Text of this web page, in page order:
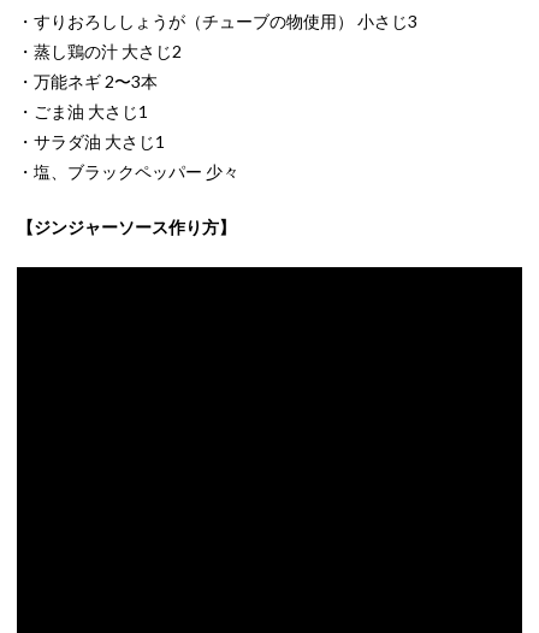
・すりおろししょうが（チューブの物使用） 小さじ3
・蒸し鶏の汁 大さじ2
・万能ネギ 2〜3本
・ごま油 大さじ1
・サラダ油 大さじ1
・塩、ブラックペッパー 少々
【ジンジャーソース作り方】